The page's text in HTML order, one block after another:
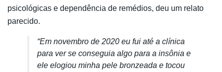
psicológicas e dependência de remédios, deu um relato
parecido.
“Em novembro de 2020 eu fui até a clínica
para ver se conseguia algo para a insônia e
ele elogiou minha pele bronzeada e tocou